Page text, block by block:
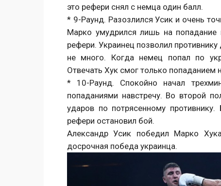
это рефери снял с немца один балл.
* 9-Раунд. Разозлился Усик и очень
Марко умудрился лишь на попадание
рефери. Украинец позволил
не много. Когда немец попал по
Отвечать Хук смог только попаданием
* 10-Раунд. Спокойно начал
попаданиями навстречу. Во второй
ударов по потрясенному
рефери остановил бой.
Александр Усик победил Марко
досрочная победа украинца.